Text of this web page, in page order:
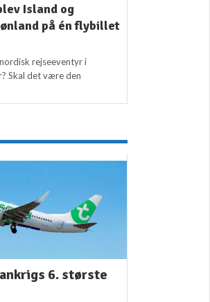
Island og
på én flybillet
rejseeventyr i
Skal det være den
6. største